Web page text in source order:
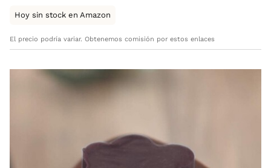
Hoy sin stock en Amazon
El precio podría variar. Obtenemos comisión por estos enlaces